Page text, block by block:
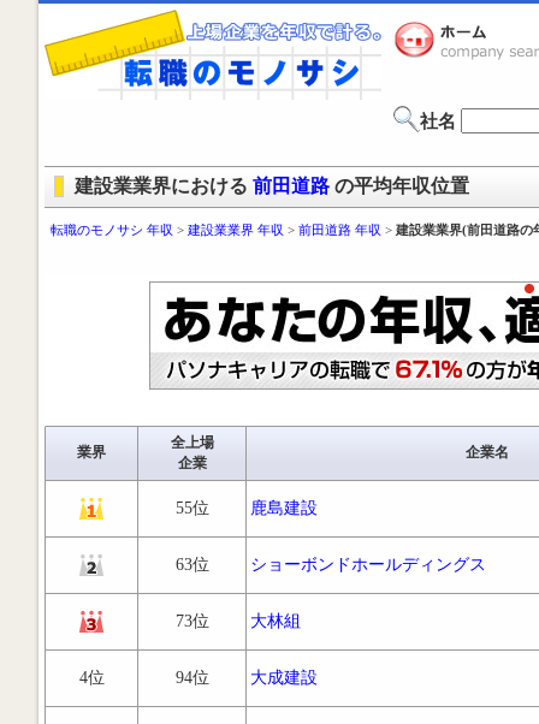
社名
建設業業界における 前田道路 の平均年収位置
転職のモノサシ 年収 > 建設業業界 年収 > 前田道路 年収 > 建設業業界(前田道路の
業界
全上場
企業
企業名
55位 鹿島建設
63位 ショーボンドホールディングス
73位 大林組
4位 94位 大成建設